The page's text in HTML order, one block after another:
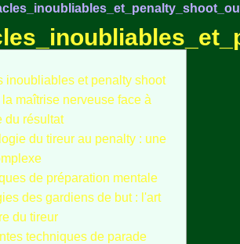
inoubliables et penalty shoot
maîtrise nerveuse face à
du résultat
du tireur au penalty : une
de préparation mentale
des gardiens de but : l'art
du tireur
techniques de parade